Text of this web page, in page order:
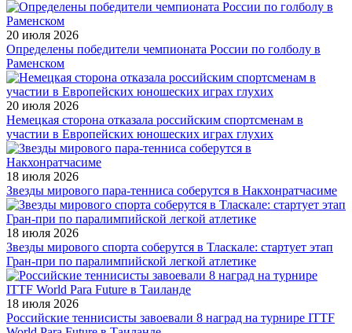
20 июля 2026
Определены победители чемпионата России по голболу в
Раменском
20 июля 2026
Немецкая сторона отказала российским спортсменам в
участии в Европейских юношеских играх глухих
18 июля 2026
Звезды мирового пара-тенниса соберутся в Накхонратчасиме
18 июля 2026
Звезды мирового спорта соберутся в Тласкале: стартует этап
Гран-при по паралимпийской легкой атлетике
18 июля 2026
Российские теннисисты завоевали 8 наград на турнире ITTF